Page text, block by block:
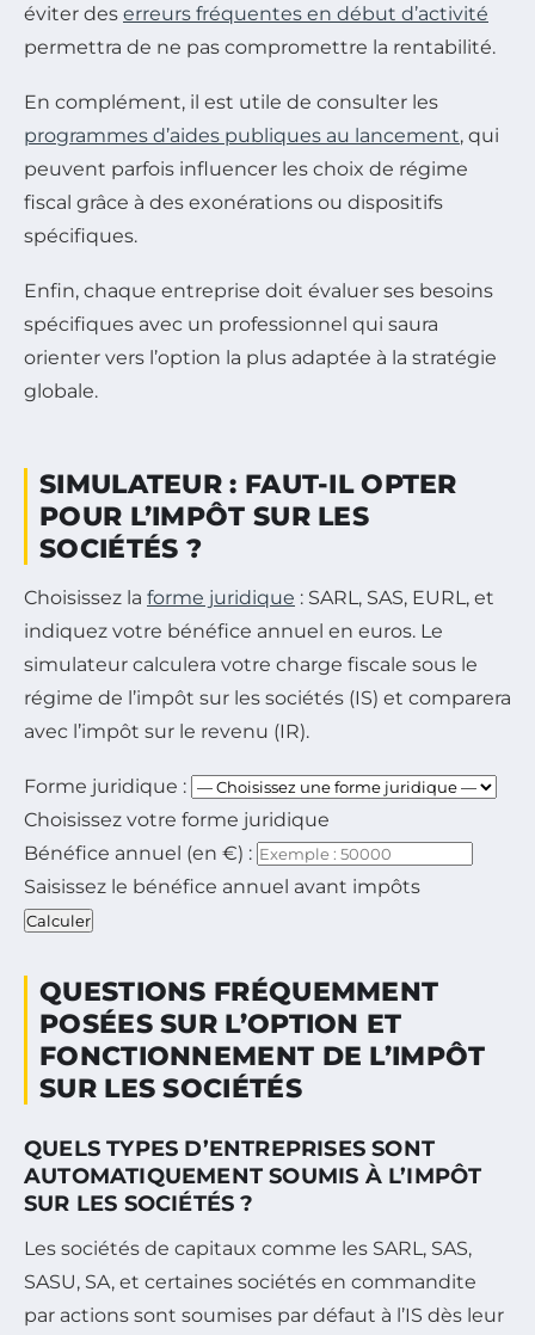
éviter des erreurs fréquentes en début d’activité
permettra de ne pas compromettre la rentabilité.
En complément, il est utile de consulter les
programmes d’aides publiques au lancement, qui
peuvent parfois influencer les choix de régime
fiscal grâce à des exonérations ou dispositifs
spécifiques.
Enfin, chaque entreprise doit évaluer ses besoins
spécifiques avec un professionnel qui saura
orienter vers l’option la plus adaptée à la stratégie
globale.
SIMULATEUR : FAUT-IL OPTER
POUR L’IMPÔT SUR LES
SOCIÉTÉS ?
Choisissez la forme juridique : SARL, SAS, EURL, et
indiquez votre bénéfice annuel en euros. Le
simulateur calculera votre charge fiscale sous le
régime de l’impôt sur les sociétés (IS) et comparera
avec l’impôt sur le revenu (IR).
Forme juridique :
Choisissez votre forme juridique
Bénéfice annuel (en €) :
Saisissez le bénéfice annuel avant impôts
Calculer
QUESTIONS FRÉQUEMMENT
POSÉES SUR L’OPTION ET
FONCTIONNEMENT DE L’IMPÔT
SUR LES SOCIÉTÉS
QUELS TYPES D’ENTREPRISES SONT
AUTOMATIQUEMENT SOUMIS À L’IMPÔT
SUR LES SOCIÉTÉS ?
Les sociétés de capitaux comme les SARL, SAS,
SASU, SA, et certaines sociétés en commandite
par actions sont soumises par défaut à l’IS dès leur